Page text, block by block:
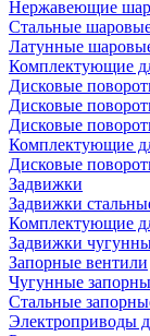
Нержавеющие
Стальные
Латунные
Комплектующие
Дисковые
Дисковые
Дисковые
Комплектующие
Дисковые
Задвижки
Задвижки
Комплектующие
Задвижки
Запорные вентили
Чугунные
Стальные
Электроприводы